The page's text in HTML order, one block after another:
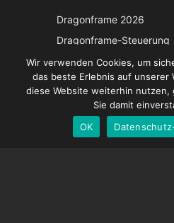
Dragonframe 2026
Dragonframe-Steuerung
DDMX-512
DMC-32
EOS LV-Korrekturkappe
Wir verwenden Cookies, um
das beste Erlebnis auf unserer
diese Website weiterhin nutzen,
Sie damit
OK